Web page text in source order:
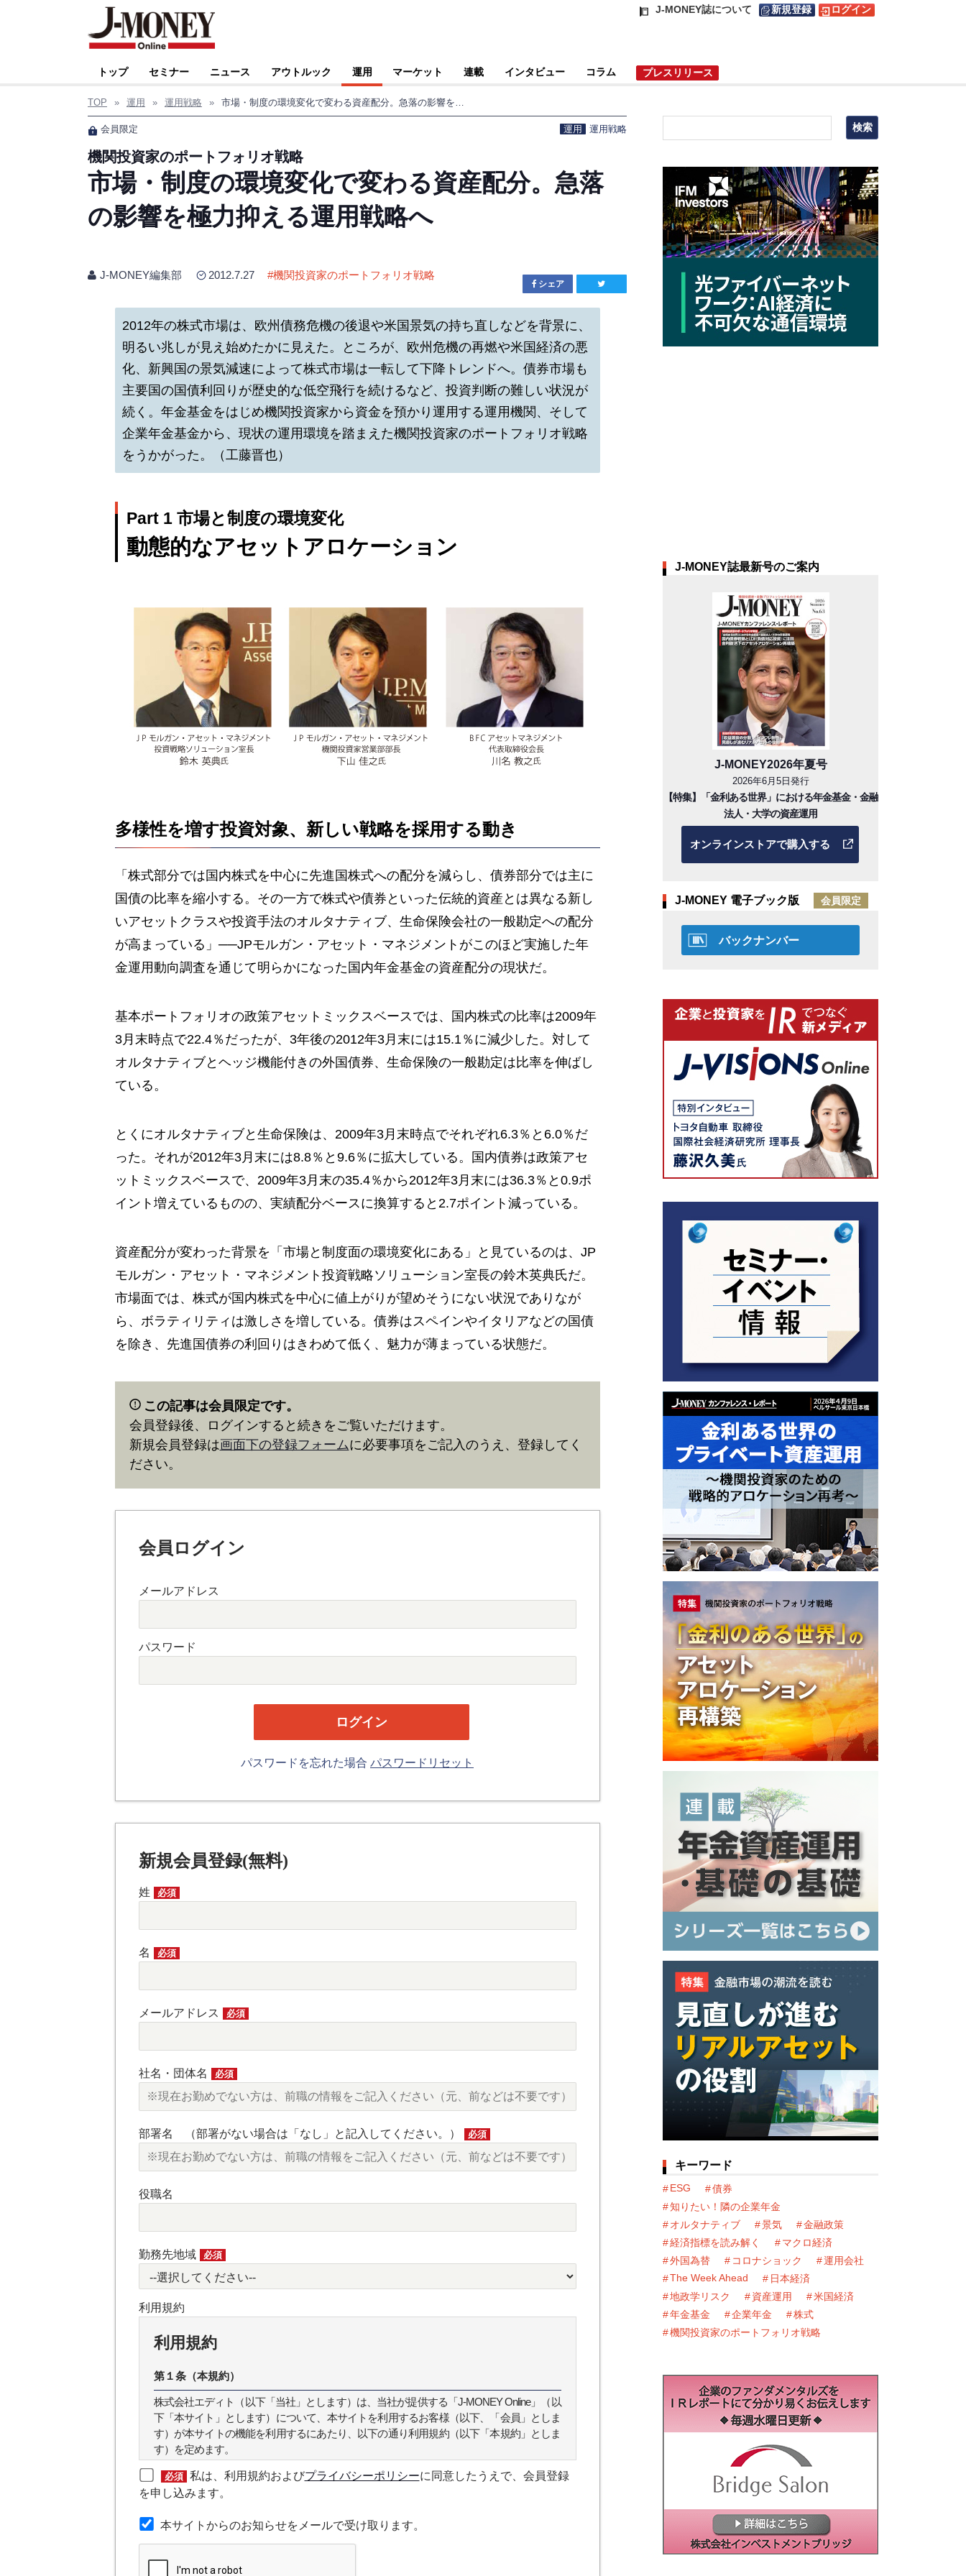
J-MONEY誌について 新規登録 ログイン
トップ セミナー ニュース アウトルック 運用 マーケット 連載 インタビュー コラム プレスリリース
TOP » 運用 » 運用戦略 » 市場・制度の環境変化で変わる資産配分。急落の影響を極力抑える運用戦略へ
会員限定 運用 運用戦略
機関投資家のポートフォリオ戦略
市場・制度の環境変化で変わる資産配分。急落
の影響を極力抑える運用戦略へ
J-MONEY編集部 2012.7.27 #機関投資家のポートフォリオ戦略
シェア
2012年の株式市場は、欧州債務危機の後退や米国景気の持ち直しなどを背景に、
明るい兆しが見え始めたかに見えた。ところが、欧州危機の再燃や米国経済の悪
化、新興国の景気減速によって株式市場は一転して下降トレンドへ。債券市場も
主要国の国債利回りが歴史的な低空飛行を続けるなど、投資判断の難しい状況が
続く。年金基金をはじめ機関投資家から資金を預かり運用する運用機関、そして
企業年金基金から、現状の運用環境を踏まえた機関投資家のポートフォリオ戦略
をうかがった。（工藤晋也）
Part 1 市場と制度の環境変化
動態的なアセットアロケーション
多様性を増す投資対象、新しい戦略を採用する動き
「株式部分では国内株式を中心に先進国株式への配分を減らし、債券部分では主に
国債の比率を縮小する。その一方で株式や債券といった伝統的資産とは異なる新し
いアセットクラスや投資手法のオルタナティブ、生命保険会社の一般勘定への配分
が高まっている」──JPモルガン・アセット・マネジメントがこのほど実施した年
金運用動向調査を通じて明らかになった国内年金基金の資産配分の現状だ。
基本ポートフォリオの政策アセットミックスベースでは、国内株式の比率は2009年
3月末時点で22.4％だったが、3年後の2012年3月末には15.1％に減少した。対して
オルタナティブとヘッジ機能付きの外国債券、生命保険の一般勘定は比率を伸ばし
ている。
とくにオルタナティブと生命保険は、2009年3月末時点でそれぞれ6.3％と6.0％だ
った。それが2012年3月末には8.8％と9.6％に拡大している。国内債券は政策アセ
ットミックスベースで、2009年3月末の35.4％から2012年3月末には36.3％と0.9ポ
イント増えているものの、実績配分ベースに換算すると2.7ポイント減っている。
資産配分が変わった背景を「市場と制度面の環境変化にある」と見ているのは、JP
モルガン・アセット・マネジメント投資戦略ソリューション室長の鈴木英典氏だ。
市場面では、株式が国内株式を中心に値上がりが望めそうにない状況でありなが
ら、ボラティリティは激しさを増している。債券はスペインやイタリアなどの国債
を除き、先進国債券の利回りはきわめて低く、魅力が薄まっている状態だ。
この記事は会員限定です。
会員登録後、ログインすると続きをご覧いただけます。
新規会員登録は画面下の登録フォームに必要事項をご記入のうえ、登録してく
ださい。
会員ログイン
メールアドレス
パスワード
パスワードを忘れた場合 パスワードリセット
新規会員登録(無料)
姓 必須
名 必須
メールアドレス 必須
社名・団体名 必須
部署名 （部署がない場合は「なし」と記入してください。） 必須
役職名
勤務先地域 必須
利用規約
利用規約
第１条（本規約）
株式会社エディト（以下「当社」とします）は、当社が提供する「J-MONEY Online」（以
下「本サイト」とします）について、本サイトを利用するお客様（以下、「会員」としま
す）が本サイトの機能を利用するにあたり、以下の通り利用規約（以下「本規約」としま
す）を定めます。
第２条（本規約の範囲）
第３条（会員）
本サイトの会員は、機関投資家や金融機関の役職員、事業会社の経営者・財務担当者、そ
必須 私は、利用規約およびプライバシーポリシーに同意したうえで、会員登録
を申し込みます。
本サイトからのお知らせをメールで受け取ります。
J-MONEY誌最新号のご案内
J-MONEY2026年夏号
2026年6月5日発行
【特集】「金利ある世界」における年金基金・金融
法人・大学の資産運用
オンラインストアで購入する
J-MONEY 電子ブック版 会員限定
バックナンバー
キーワード
ESG
債券
知りたい！隣の企業年金
オルタナティブ
景気
金融政策
経済指標を読み解く
マクロ経済
外国為替
コロナショック
運用会社
The Week Ahead
日本経済
地政学リスク
資産運用
米国経済
年金基金
企業年金
株式
機関投資家のポートフォリオ戦略